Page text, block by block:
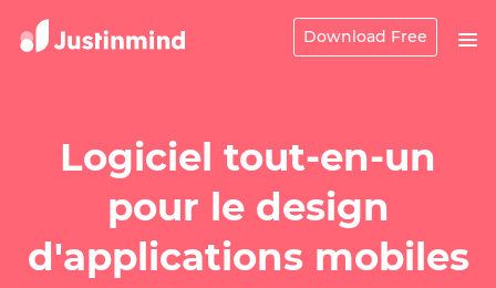
Download Free
Logiciel tout-en-un
pour le design
d'applications mobiles